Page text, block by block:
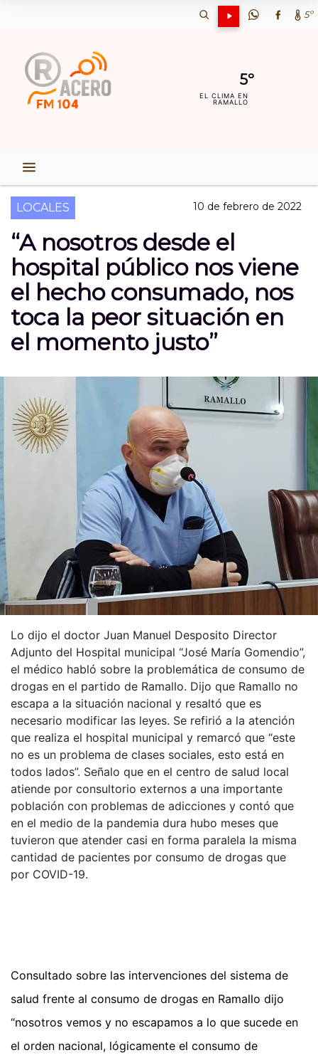
5º
5º
EL CLIMA EN
RAMALLO
LOCALES 10 de febrero de 2022
“A nosotros desde el
hospital público nos viene
el hecho consumado, nos
toca la peor situación en
el momento justo”
Lo dijo el doctor Juan Manuel Desposito Director
Adjunto del Hospital municipal “José María Gomendio”,
el médico habló sobre la problemática de consumo de
drogas en el partido de Ramallo. Dijo que Ramallo no
escapa a la situación nacional y resaltó que es
necesario modificar las leyes. Se refirió a la atención
que realiza el hospital municipal y remarcó que “este
no es un problema de clases sociales, esto está en
todos lados”. Señalo que en el centro de salud local
atiende por consultorio externos a una importante
población con problemas de adicciones y contó que
en el medio de la pandemia dura hubo meses que
tuvieron que atender casi en forma paralela la misma
cantidad de pacientes por consumo de drogas que
por COVID-19.
Consultado sobre las intervenciones del sistema de
salud frente al consumo de drogas en Ramallo dijo
“nosotros vemos y no escapamos a lo que sucede en
el orden nacional, lógicamente el consumo de